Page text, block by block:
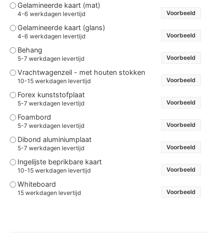
Gelamineerde kaart (mat)
4-6 werkdagen levertijd Voorbeeld
Gelamineerde kaart (glans)
4-6 werkdagen levertijd Voorbeeld
Behang
5-7 werkdagen levertijd Voorbeeld
Vrachtwagenzeil - met houten stokken
10-15 werkdagen levertijd Voorbeeld
Forex kunststofplaat
5-7 werkdagen levertijd Voorbeeld
Foambord
5-7 werkdagen levertijd Voorbeeld
Dibond aluminiumplaat
5-7 werkdagen levertijd Voorbeeld
Ingelijste beprikbare kaart
10-15 werkdagen levertijd Voorbeeld
Whiteboard
15 werkdagen levertijd Voorbeeld